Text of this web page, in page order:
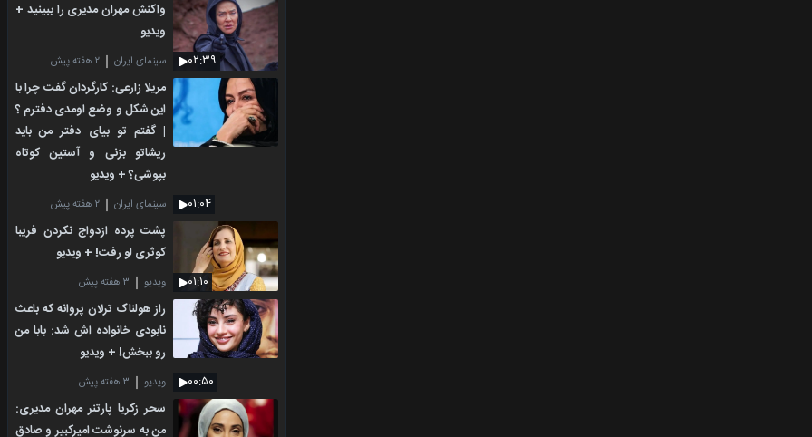
۰۲:۳۹
واکنش مهران مدیری را ببینید +
ویدیو
سینمای ایران ۲ هفته پیش
۰۱:۰۴
مریلا زارعی: کارگردان گفت چرا با
این شکل و وضع اومدی دفترم ؟
| گفتم تو بیای دفتر من باید
ریشاتو بزنی و آستین کوتاه
بپوشی؟ + ویدیو
سینمای ایران ۲ هفته پیش
۰۱:۱۰
پشت پرده ازدواج نکردن فریبا
کوثری لو رفت! + ویدیو
ویدیو ۳ هفته پیش
۰۰:۵۰
راز هولناک ترلان پروانه که باعث
نابودی خانواده اش شد: بابا من
رو ببخش! + ویدیو
ویدیو ۳ هفته پیش
سحر زکریا پارتنر مهران مدیری:
من به سرنوشت امیرکبیر و صادق